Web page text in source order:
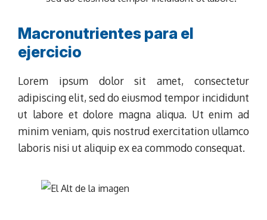
Macronutrientes para el
ejercicio
Lorem ipsum dolor sit amet, consectetur
adipiscing elit, sed do eiusmod tempor incididunt
ut labore et dolore magna aliqua. Ut enim ad
minim veniam, quis nostrud exercitation ullamco
laboris nisi ut aliquip ex ea commodo consequat.